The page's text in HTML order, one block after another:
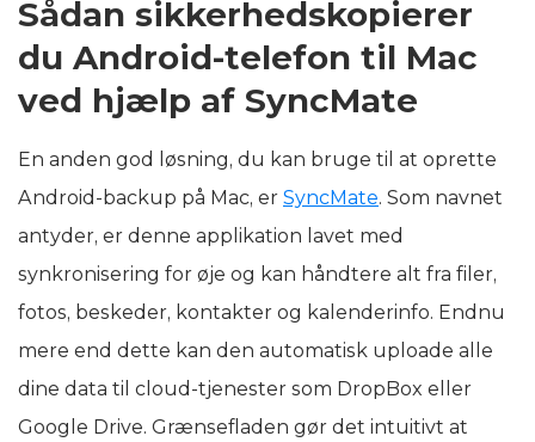
Sådan sikkerhedskopierer
du Android-telefon til Mac
ved hjælp af SyncMate
En anden god løsning, du kan bruge til at oprette
Android-backup på Mac, er SyncMate. Som navnet
antyder, er denne applikation lavet med
synkronisering for øje og kan håndtere alt fra filer,
fotos, beskeder, kontakter og kalenderinfo. Endnu
mere end dette kan den automatisk uploade alle
dine data til cloud-tjenester som DropBox eller
Google Drive. Grænsefladen gør det intuitivt at